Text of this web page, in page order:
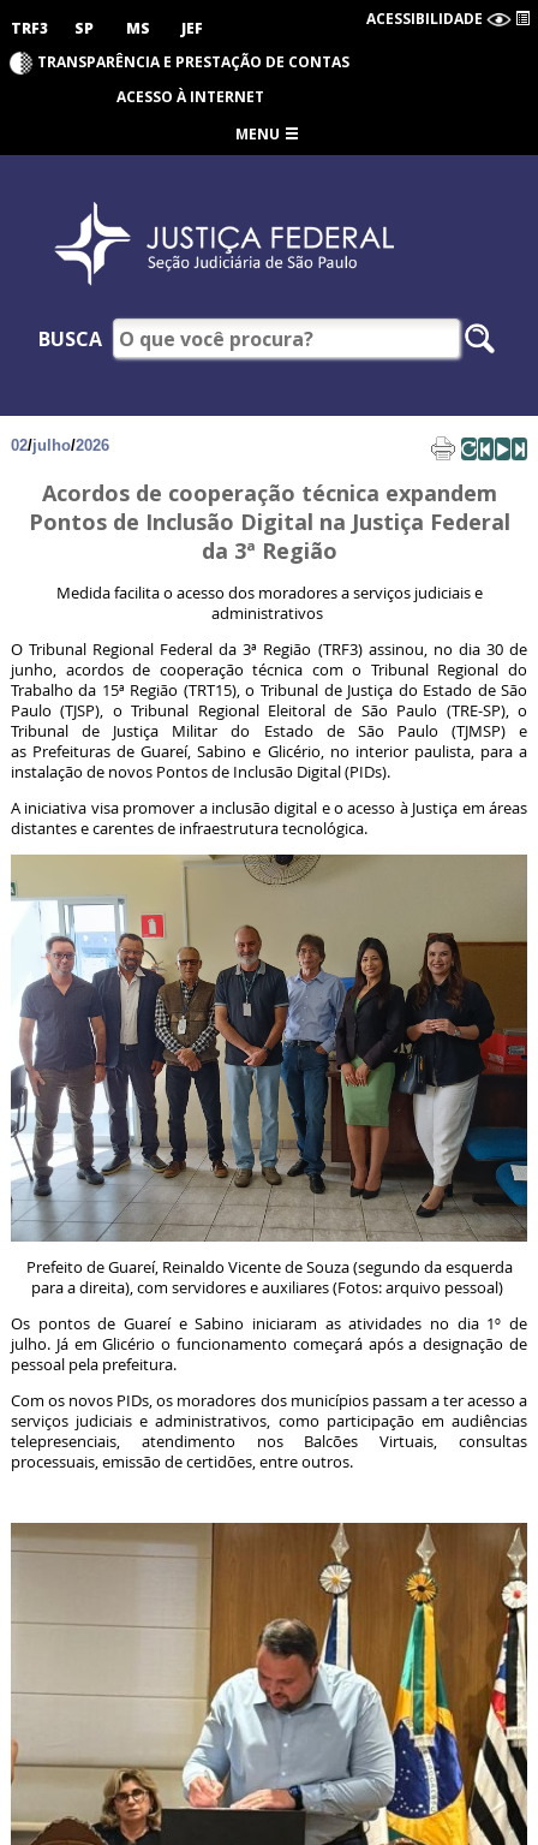
TRF3 SP MS JEF ACESSIBILIDADE
TRANSPARÊNCIA E PRESTAÇÃO DE CONTAS
ACESSO À INTERNET
MENU
BUSCA
02/julho/2026
Acordos de cooperação técnica expandem
Pontos de Inclusão Digital na Justiça Federal
da 3ª Região
Medida facilita o acesso dos moradores a serviços judiciais e
administrativos
O Tribunal Regional Federal da 3ª Região (TRF3) assinou, no dia 30 de
junho, acordos de cooperação técnica com o Tribunal Regional do
Trabalho da 15ª Região (TRT15), o Tribunal de Justiça do Estado de São
Paulo (TJSP), o Tribunal Regional Eleitoral de São Paulo (TRE-SP), o
Tribunal de Justiça Militar do Estado de São Paulo (TJMSP) e
as Prefeituras de Guareí, Sabino e Glicério, no interior paulista, para a
instalação de novos Pontos de Inclusão Digital (PIDs).
A iniciativa visa promover a inclusão digital e o acesso à Justiça em áreas
distantes e carentes de infraestrutura tecnológica.
Prefeito de Guareí, Reinaldo Vicente de Souza (segundo da esquerda
para a direita), com servidores e auxiliares (Fotos: arquivo pessoal)
Os pontos de Guareí e Sabino iniciaram as atividades no dia 1º de
julho. Já em Glicério o funcionamento começará após a designação de
pessoal pela prefeitura.
Com os novos PIDs, os moradores dos municípios passam a ter acesso a
serviços judiciais e administrativos, como participação em audiências
telepresenciais, atendimento nos Balcões Virtuais, consultas
processuais, emissão de certidões, entre outros.